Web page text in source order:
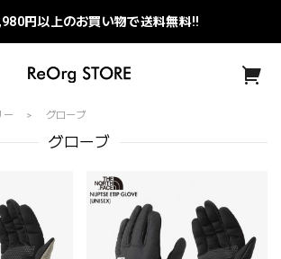
円以上のお買い物で送料無料!!
ー グローブ
グローブ